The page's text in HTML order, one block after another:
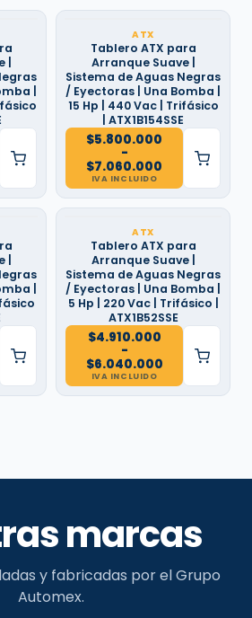
|
ATX
Tablero ATX para
Arranque Suave |
Sistema de Aguas Negras
/ Eyectoras | Una Bomba |
15 Hp | 440 Vac | Trifásico
| ATX1B154SSE
$5.800.000
-
$7.060.000
Rango
de
precios:
desde
hasta
$7.060.000
IVA INCLUIDO
|
ATX
Tablero ATX para
Arranque Suave |
Sistema de Aguas Negras
/ Eyectoras | Una Bomba |
5 Hp | 220 Vac | Trifásico |
ATX1B52SSE
$4.910.000
-
$6.040.000
Rango
de
precios:
desde
IVA INCLUIDO
marcas
y fabricadas por el Grupo
Automex.